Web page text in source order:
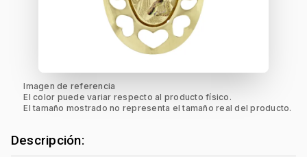
Imagen de referencia
El color puede variar respecto al producto físico.
El tamaño mostrado no representa el tamaño real del producto.
Descripción: